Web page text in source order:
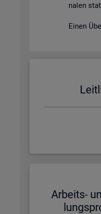
na­len
Einen
Ar­beits-